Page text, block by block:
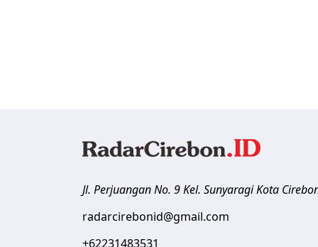
Jl. Perjuangan No. 9 Kel. SunyaragiKota
radarcirebonid@gmail.com
+62231483531